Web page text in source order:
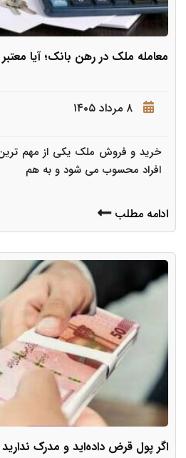
معامله ملک در رهن بانک؛ آیا
۸ مرداد ۱۴۰۵
خرید و فروش ملک یکی از مهم
افراد محسوب می شود و به هم
ادامه مطلب
اگر پول قرض داده‌اید و مدرک